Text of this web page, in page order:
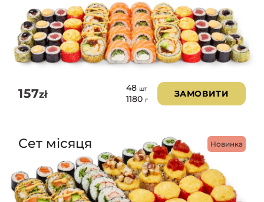
157zł
48 шт
1180 г
ЗАМОВИТИ
Новинка
Сет місяця